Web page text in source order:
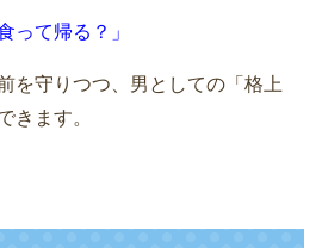
って帰る？」
を守りつつ、男としての「格上
きます。